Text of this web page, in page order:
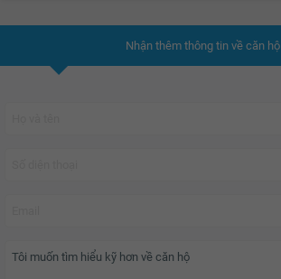
Bao gồm 7 tòa tháp, các căn hộ
Nhận thêm thông tin về căn hộ